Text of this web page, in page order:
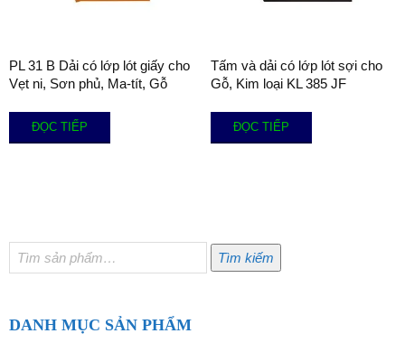
PL 31 B Dải có lớp lót giấy cho
Vẹt ni, Sơn phủ, Ma-tít, Gỗ
ĐỌC TIẾP
Tấm và dải có lớp lót sợi cho
Gỗ, Kim loại KL 385 JF
ĐỌC TIẾP
Tìm
kiếm:
Tìm kiếm
DANH MỤC SẢN PHẨM